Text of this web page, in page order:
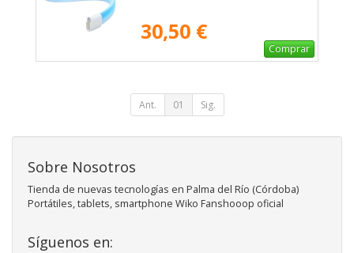
30,50 €
Comprar
Ant. 01 Sig.
Sobre Nosotros
Tienda de nuevas tecnologías en Palma del Río (Córdoba)
Portátiles, tablets, smartphone Wiko Fanshooop oficial
Síguenos en: